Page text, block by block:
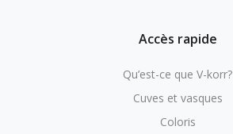
Accès rapide
Qu’est-ce que V-korr?
Cuves et vasques
Coloris